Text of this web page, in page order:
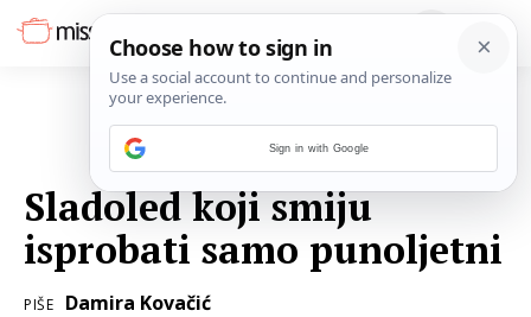
Sladoled koji smiju
isprobati samo punoljetni
PIŠE Damira Kovačić
Sign in with Google